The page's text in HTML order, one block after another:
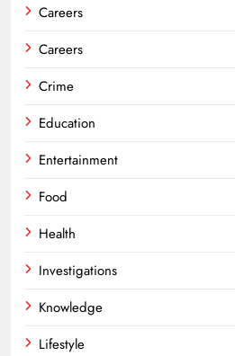
Careers
Careers
Crime
Education
Entertainment
Food
Health
Investigations
Knowledge
Lifestyle